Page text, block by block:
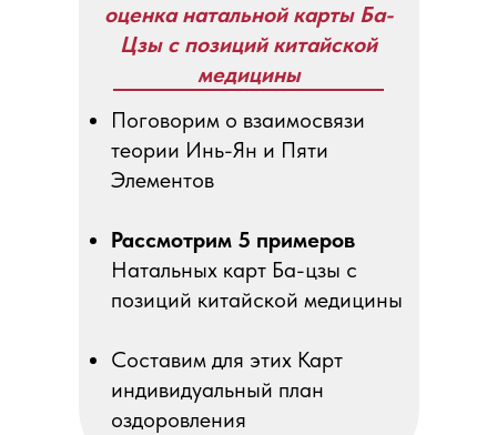
оценка натальной карты Ба-
Цзы с позиций китайской
медицины
Поговорим о взаимосвязи
теории Инь-Ян и Пяти
Элементов
Рассмотрим 5 примеров
Натальных карт Ба-цзы с
позиций китайской медицины
Составим для этих Карт
индивидуальный план
оздоровления